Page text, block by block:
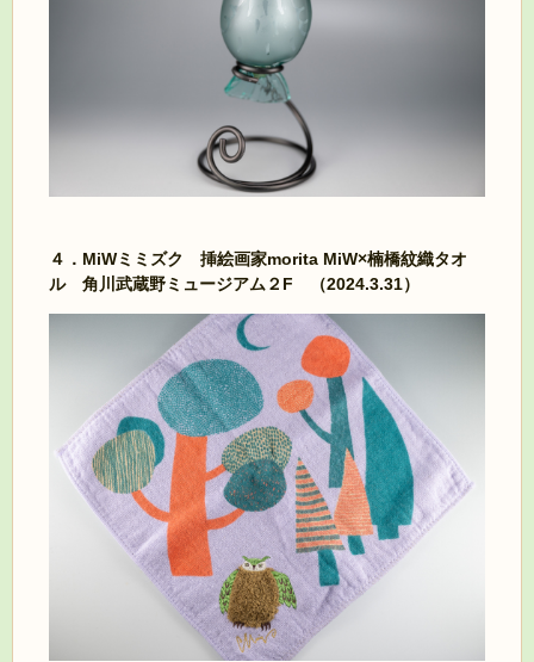
４．MiWミミズク 挿絵画家morita MiW×楠橋紋織タオ
ル 角川武蔵野ミュージアム２F
（2024.3.31）